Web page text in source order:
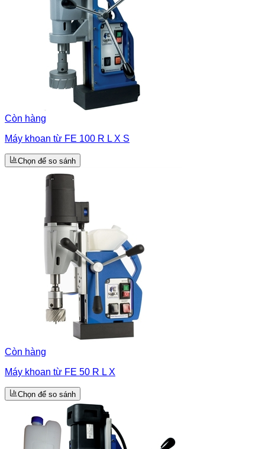
Còn hàng
Máy khoan từ FE 100 R L X S
Chọn để so sánh
Còn hàng
Máy khoan từ FE 50 R L X
Chọn để so sánh